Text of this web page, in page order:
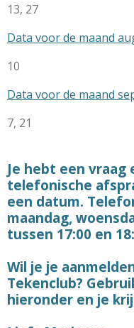
13, 27
Data voor de maand
10
Data voor de maand
7, 21
Je hebt een vraag
telefonische
een datum.
maandag,
tussen 17:00 en
Wil je je
Tekenclub?
hieronder en je